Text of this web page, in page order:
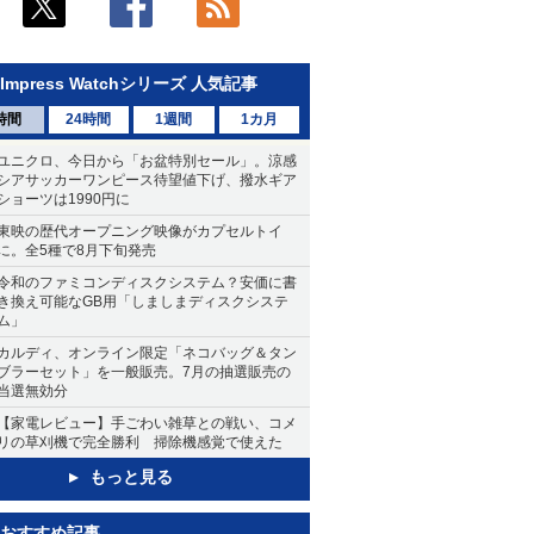
Impress Watchシリーズ 人気記事
間 24時間 1週間 1カ月
ニクロ、今日から「お盆特別セール」。涼感
アサッカーワンピース待望値下げ、撥水ギア
ョーツは1990円に
映の歴代オープニング映像がカプセルトイ
。全5種で8月下旬発売
和のファミコンディスクシステム？安価に書
換え可能なGB用「しましまディスクシステ
」
ルディ、オンライン限定「ネコバッグ＆タン
ラーセット」を一般販売。7月の抽選販売の
選無効分
家電レビュー】手ごわい雑草との戦い、コメ
の草刈機で完全勝利 掃除機感覚で使えた
もっと見る